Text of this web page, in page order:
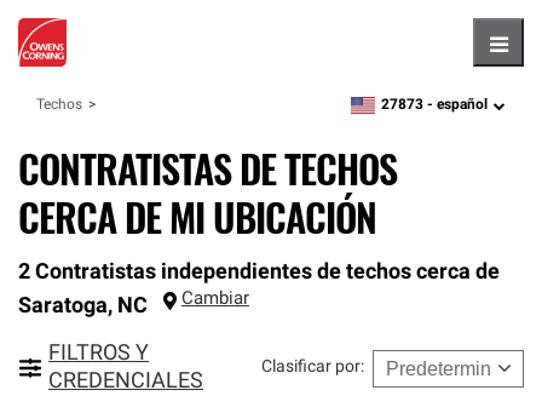
Techos zipcode, language
27873 - español
CONTRATISTAS DE TECHOS
CERCA DE MI UBICACIÓN
2 Contratistas independientes de techos cerca de
Saratoga, NC Cambiar
FILTROS Y
CREDENCIALES
Clasificar por: